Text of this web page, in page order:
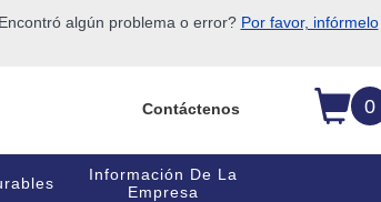
algún problema o error? Por favor, infórmelo
0
Contáctenos
Información De La
Empresa